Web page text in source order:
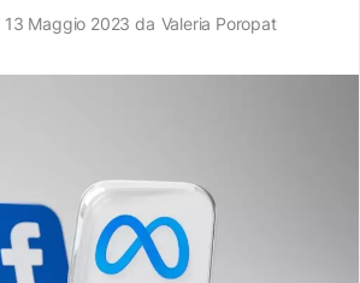
13 Maggio 2023 da Valeria Poropat